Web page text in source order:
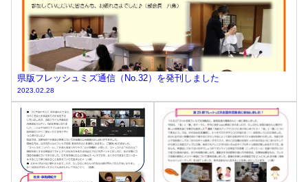
県版フレッシュミズ通信（No.32）を発刊しました
2023.02.28